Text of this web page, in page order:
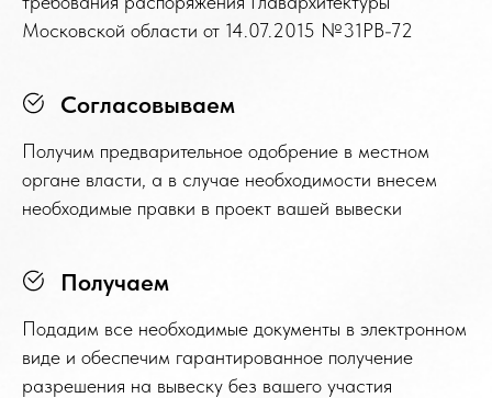
Московской области от 14.07.2015 №31РВ-72
Согласовываем
Получим предварительное одобрение в местном
органе власти, а в случае необходимости внесем
необходимые правки в проект вашей вывески
Получаем
Подадим все необходимые документы в электронном
виде и обеспечим гарантированное получение
разрешения на вывеску без вашего участия